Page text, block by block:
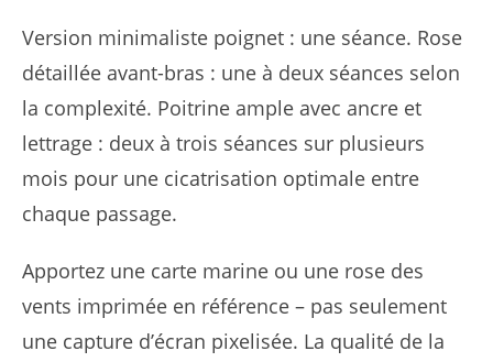
Version minimaliste poignet : une séance. Rose
détaillée avant-bras : une à deux séances selon
la complexité. Poitrine ample avec ancre et
lettrage : deux à trois séances sur plusieurs
mois pour une cicatrisation optimale entre
chaque passage.
Apportez une carte marine ou une rose des
vents imprimée en référence – pas seulement
une capture d’écran pixelisée. La qualité de la